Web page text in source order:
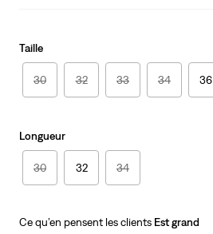
Taille
30 32 33 34 36
Longueur
30 32 34
Ce qu’en pensent les clients Est grand